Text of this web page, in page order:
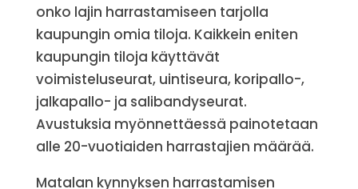
onko lajin harrastamiseen tarjolla
kaupungin omia tiloja. Kaikkein eniten
kaupungin tiloja käyttävät
voimisteluseurat, uintiseura, koripallo-,
jalkapallo- ja salibandyseurat.
Avustuksia myönnettäessä painotetaan
alle 20-vuotiaiden harrastajien määrää.
Matalan kynnyksen harrastamisen